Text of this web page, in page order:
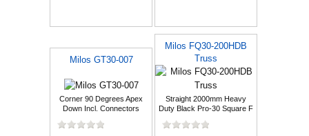
Milos GT30-007
Corner 90 Degrees Apex
Down Incl. Connectors
Milos FQ30-200HDB
Truss
Straight 2000mm Heavy
Duty Black Pro-30 Square F